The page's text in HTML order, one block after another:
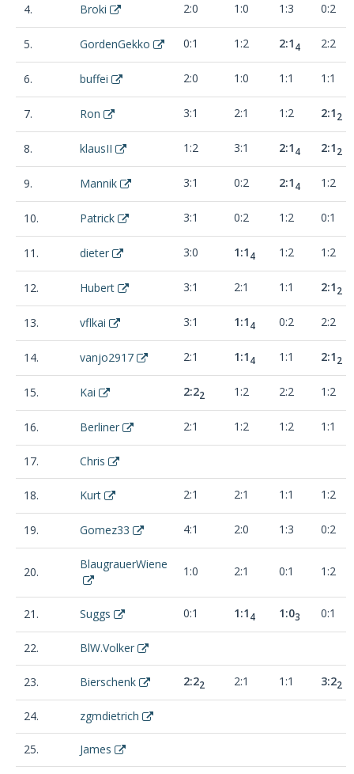
4. Broki 2:0 1:0 1:3 0:2
5. GordenGekko 0:1 1:2 2:1 4 2:2
6. buffei 2:0 1:0 1:1 1:1
7. Ron 3:1 2:1 1:2 2:1 2
8. klausII 1:2 3:1 2:1 4 2:1 2
9. Mannik 3:1 0:2 2:1 4 1:2
10. Patrick 3:1 0:2 1:2 0:1
11. dieter 3:0 1:1 4 1:2 1:2
12. Hubert 3:1 2:1 1:1 2:1 2
13. vflkai 3:1 1:1 4 0:2 2:2
14. vanjo2917 2:1 1:1 4 1:1 2:1 2
15. Kai 2:22 1:2 2:2 1:2
16. Berliner 2:1 1:2 1:2 1:1
17. Chris
18. Kurt 2:1 2:1 1:1 1:2
19. Gomez33 4:1 2:0 1:3 0:2
20.
BlaugrauerWiene 1:0 2:1 0:1 1:2
21. Suggs 0:1 1:1 4 1:03 0:1
22. BlW.Volker
23. Bierschenk 2:22 2:1 1:1 3:22
24. zgmdietrich
25. James